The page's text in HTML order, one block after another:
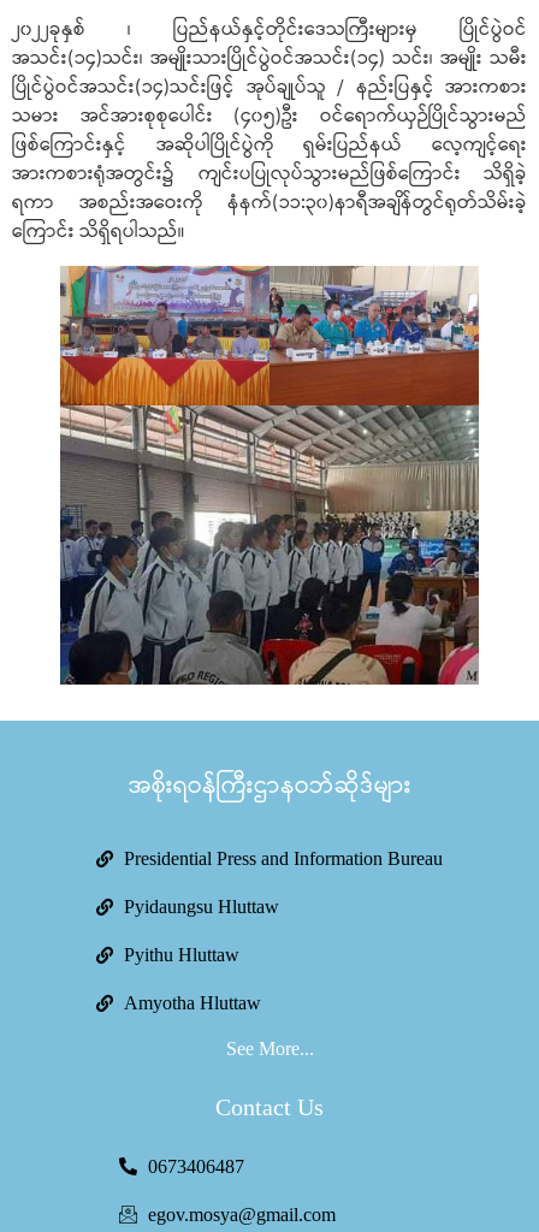
၂၀၂၂ခုနှစ် ၊ ပြည်နယ်နှင့်တိုင်းဒေသကြီးများမှ ပြိုင်ပွဲဝင်
အသင်း(၁၄)သင်း၊ အမျိုးသားပြိုင်ပွဲဝင်အသင်း(၁၄) သင်း၊ အမျိုး သမီး
ပြိုင်ပွဲဝင်အသင်း(၁၄)သင်းဖြင့် အုပ်ချုပ်သူ / နည်းပြနှင့် အားကစား
သမား အင်အားစုစုပေါင်း (၄၀၅)ဦး ဝင်ရောက်ယှဉ်ပြိုင်သွားမည်
ဖြစ်ကြောင်းနှင့် အဆိုပါပြိုင်ပွဲကို ရှမ်းပြည်နယ် လေ့ကျင့်ရေး
အားကစားရုံအတွင်း၌ ကျင်းပပြုလုပ်သွားမည်ဖြစ်ကြောင်း သိရှိခဲ့
ရကာ အစည်းအဝေးကို နံနက်(၁၁:၃၀)နာရီအချိန်တွင်ရုတ်သိမ်းခဲ့
ကြောင်း သိရှိရပါသည်။
အစိုးရဝန်ကြီးဌာနဝဘ်ဆိုဒ်များ
Presidential Press and Information Bureau
Pyidaungsu Hluttaw
Pyithu Hluttaw
Amyotha Hluttaw
See More...
Contact Us
0673406487
egov.mosya@gmail.com